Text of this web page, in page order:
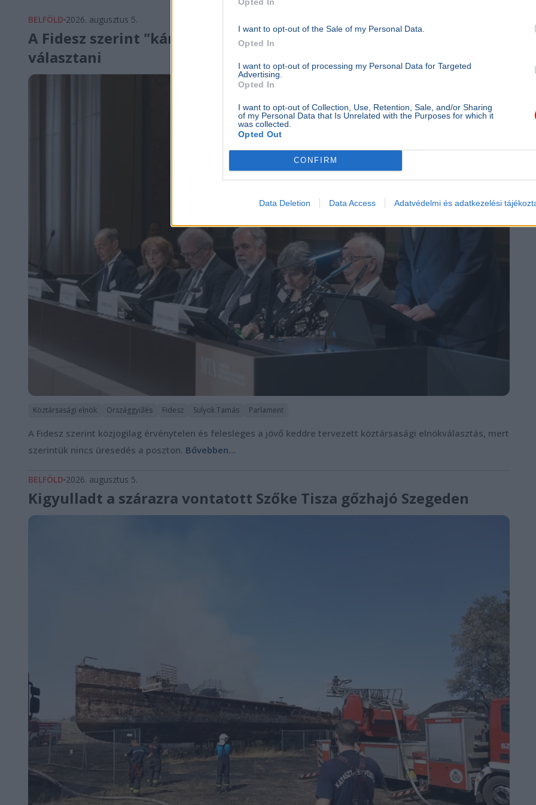
I want to opt-out of the Sale of my Personal Data.
Opted In
I want to opt-out of processing my Personal Data for Targeted
Advertising.
Opted In
I want to opt-out of Collection, Use, Retention, Sale, and/or Sharing
of my Personal Data that Is Unrelated with the Purposes for which it
was collected.
Opted Out
CONFIRM
Data Deletion Data Access Adatvédelmi és adatkezelési
BELFÖLD 2026. augusztus 5.
A Fidesz szerint "kár a gőzért" - Felesleges köztársasági elnököt
választani
Köztársasági elnök Országgyűlés Fidesz Sulyok Tamás Parlament
A Fidesz szerint közjogilag érvénytelen és felesleges a jövő keddre tervezett köztársasági elnökválasztás, mert
szerintük nincs üresedés a poszton. Bővebben...
BELFÖLD 2026. augusztus 5.
Kigyulladt a szárazra vontatott Szőke Tisza gőzhajó Szegeden